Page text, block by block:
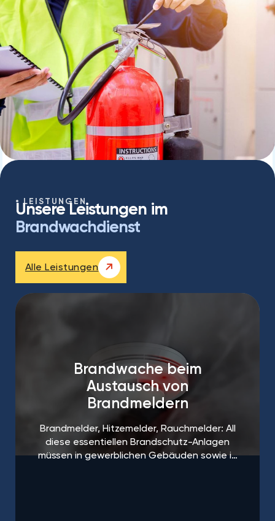
LEISTUNGEN
Unsere Leistungen im
Brandwachdienst
Alle Leistungen
Brandwache beim
Austausch von
Brandmeldern
Brandmelder, Hitzemelder, Rauchmelder: All
diese essentiellen Brandschutz-Anlagen
müssen in gewerblichen Gebäuden sowie in